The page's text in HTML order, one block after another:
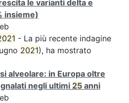
le varianti delta e
insieme)
- La più recente indagine
2021), ha mostrato
alveolare: in Europa oltre
negli ultimi 25 anni